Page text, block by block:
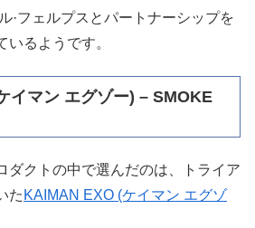
·フェルプスとパートナーシップを
るようです。
イマン エグゾー) – SMOKE
ダクトの中で選んだのは、トライア
た KAIMAN EXO (ケイマン エグゾ